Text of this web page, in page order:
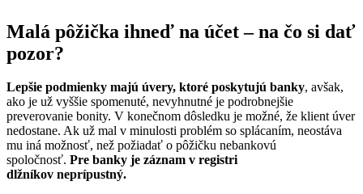
Malá pôžička ihneď na účet – na čo si dať
pozor?
Lepšie podmienky majú úvery, ktoré poskytujú banky, avšak,
ako je už vyššie spomenuté, nevyhnutné je podrobnejšie
preverovanie bonity. V konečnom dôsledku je možné, že klient úver
nedostane. Ak už mal v minulosti problém so splácaním, neostáva
mu iná možnosť, než požiadať o pôžičku nebankovú
spoločnosť. Pre banky je záznam v registri
dlžníkov neprípustný.